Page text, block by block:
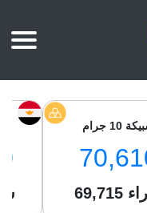
10 جرام
69,715